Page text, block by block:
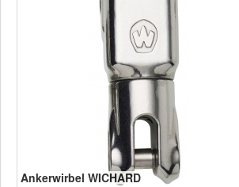
Ankerwirbel WICHARD